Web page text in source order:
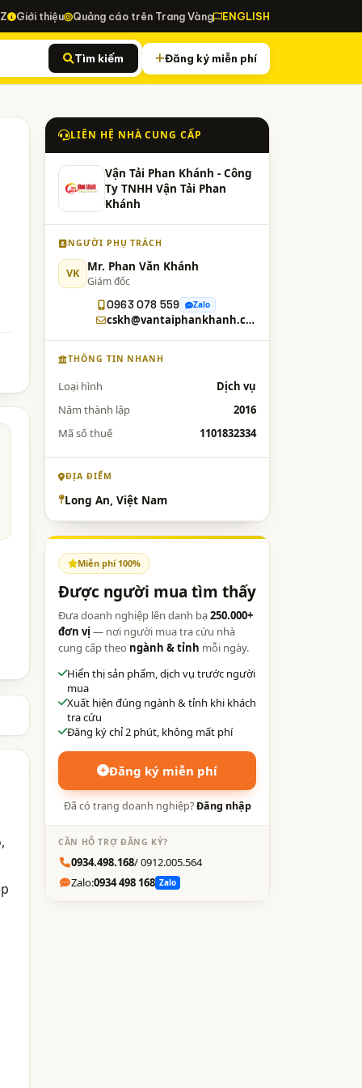
Giới thiệu Quảng cáo trên Trang Vàng ENGLISH
Tìm kiếm Đăng ký miễn phí
LIÊN HỆ NHÀ CUNG CẤP
Vận Tải Phan Khánh - Công
Ty TNHH Vận Tải Phan
Khánh
NGƯỜI PHỤ TRÁCH
VK Mr. Phan Văn Khánh
Giám đốc
0963 078 559
Zalo
cskh@vantaiphankhanh.com
THÔNG TIN NHANH
Loại hình
Dịch vụ
Năm thành lập
2016
Mã số thuế
1101832334
ĐỊA ĐIỂM
Long An, Việt Nam
Miễn phí 100%
Được người mua tìm thấy
Đưa doanh nghiệp lên danh bạ250.000+
đơn vị — nơi người mua tra cứu nhà
cung cấp theo ngành & tỉnh mỗi ngày.
Hiển thị sản phẩm, dịch vụ trước người
mua
Xuất hiện đúng ngành & tỉnh khi khách
tra cứu
Đăng ký chỉ 2 phút, không mất phí
Đăng ký miễn phí
Đã có trang doanh nghiệp?Đăng nhập
CẦN HỖ TRỢ ĐĂNG KÝ?
0934.498.168/ 0912.005.564
Zalo:0934 498 168 Zalo